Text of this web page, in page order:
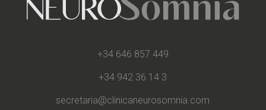
+34 646 857 449
+34 942 36 14 3
secretaria@clinicaneurosomnia.com